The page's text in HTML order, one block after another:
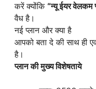
करें क्योंकि “न्यू ईयर वेलकम
वैध है।
नई प्लान और क्या है
आपको बता दे की साथ ही
है।
प्लान की मुख्य विशेषताये